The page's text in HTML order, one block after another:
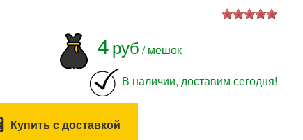
4руб / мешок
В наличии, доставим сегодня!
Купить с доставкой